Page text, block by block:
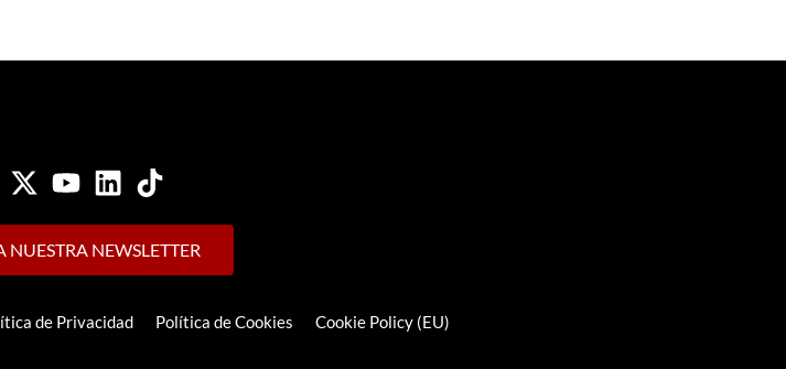
NUESTRA NEWSLETTER
de Privacidad Política de Cookies Cookie Policy (EU)